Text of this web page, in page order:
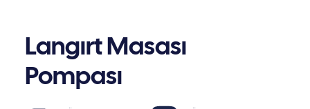
Langırt Masası
Pompası